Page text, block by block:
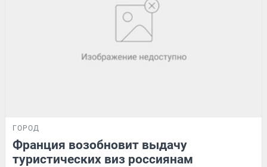
ГОРОД
Франция возобновит выдачу
туристических виз россиянам